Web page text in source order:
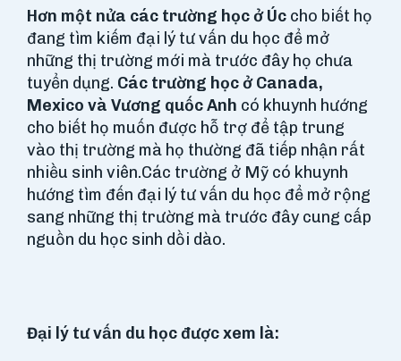
Hơn một nửa các trường học ở Úc cho biết họ
đang tìm kiếm đại lý tư vấn du học để mở
những thị trường mới mà trước đây họ chưa
tuyển dụng. Các trường học ở Canada,
Mexico và Vương quốc Anh có khuynh hướng
cho biết họ muốn được hỗ trợ để tập trung
vào thị trường mà họ thường đã tiếp nhận rất
nhiều sinh viên.Các trường ở Mỹ có khuynh
hướng tìm đến đại lý tư vấn du học để mở rộng
sang những thị trường mà trước đây cung cấp
nguồn du học sinh dồi dào.
Đại lý tư vấn du học được xem là: